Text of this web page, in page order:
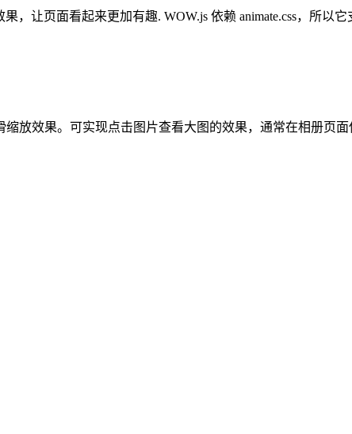
，让页面看起来更加有趣. WOW.js 依赖 animate.css，所以
放效果。可实现点击图片查看大图的效果，通常在相册页